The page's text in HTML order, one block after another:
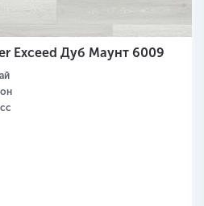
Exceed Дуб Маунт 6009